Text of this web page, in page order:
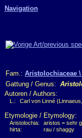
Navigation
Fam.: Aristolochiaceae
Gattung / Genus:
Autoren / Authors:
L.: Carl von Linné
Etymologie / Etymology:
Aristolochia:
aristos = sehr
hirta:
rau / shaggy